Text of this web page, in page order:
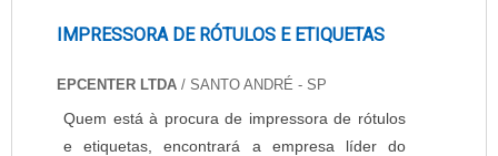
IMPRESSORA DE RÓTULOS E ETIQUETAS
EPCENTER LTDA / SANTO ANDRÉ - SP
Quem está à procura de impressora de rótulos
e etiquetas, encontrará a empresa líder do